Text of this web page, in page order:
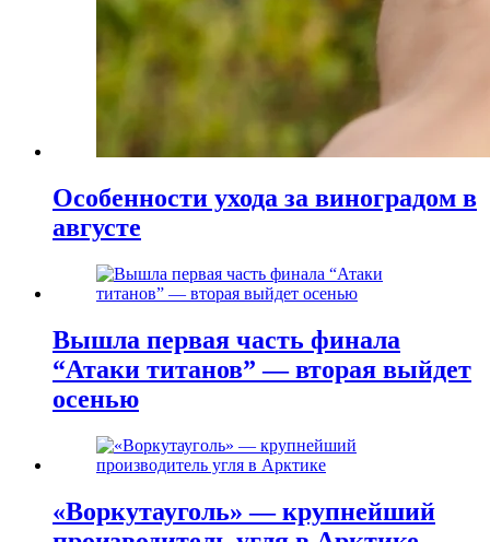
Особенности ухода за виноградом в
августе
Вышла первая часть финала
“Атаки титанов” — вторая выйдет
осенью
«Воркутауголь» — крупнейший